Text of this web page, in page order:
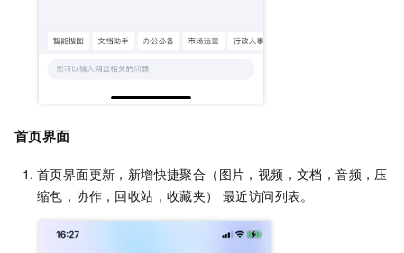
首页界面
首页界面更新，新增快捷聚合（图片，视频，文档，音频，压
缩包，协作，回收站，收藏夹） 最近访问列表。